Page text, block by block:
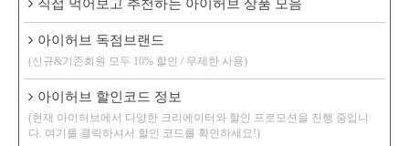
직접 먹어보고 추천하는 아이허브 상품 모음
아이허브 독점브랜드
(신규&기존회원 모두 10% 할인 / 무제한 사용)
아이허브 할인코드 정보
(현재 아이허브에서 다양한 크리에이터와 할인 프로모션을 진행 중입니
다. 여기를 클릭하셔서 할인 코드를 확인하세요!)